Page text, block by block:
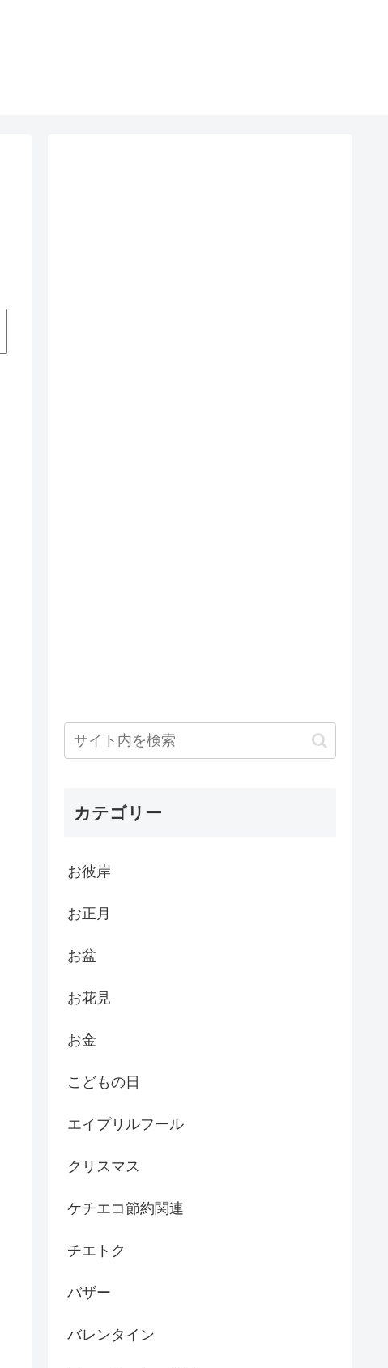
カテゴリー
お彼岸
お正月
お盆
お花見
お金
こどもの日
エイプリルフール
クリスマス
ケチエコ節約関連
チエトク
バザー
バレンタイン